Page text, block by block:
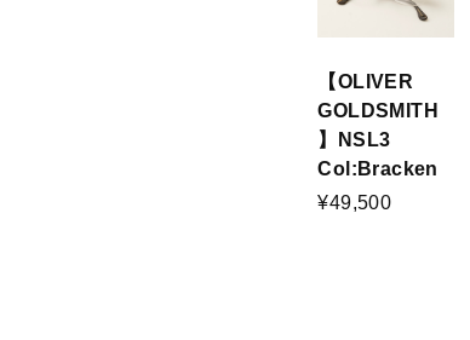
【OLIVER
GOLDSMITH
】NSL3
Col:Bracken
¥49,500